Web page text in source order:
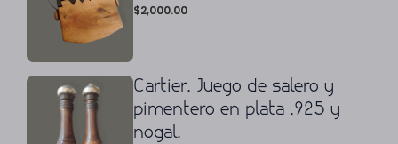
$2,000.00
Cartier. Juego de salero y
pimentero en plata .925 y
nogal.